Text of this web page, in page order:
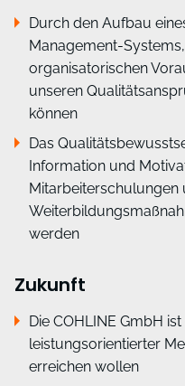
Durch den Aufbau
Management-
organisatorischen
unseren
können
Das
Information und
Mitarbeiterschulungen
werden
Zukunft
Die COHLINE GmbH
leistungsorientierter
erreichen wollen